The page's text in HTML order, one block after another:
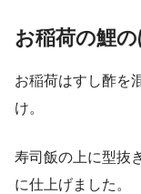
お稲荷の鯉
お稲荷はすし酢を
け。
寿司飯の上に型抜
に仕上げました。